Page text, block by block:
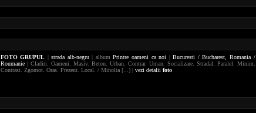
FOTO GRUPUL |strada alb-negru| albumPrintre oameni ca noi |Bucuresti / Bucharest, Romania /
Roumanie| Cladiri. Oameni. Masiv. Beton. Urban. Contrar. Uman. Socializare. Stradal. Paralel. Minim.
Contrast. Zgomot. Oras. Prezent. Local. / Minolta [...] | vezi detalii foto